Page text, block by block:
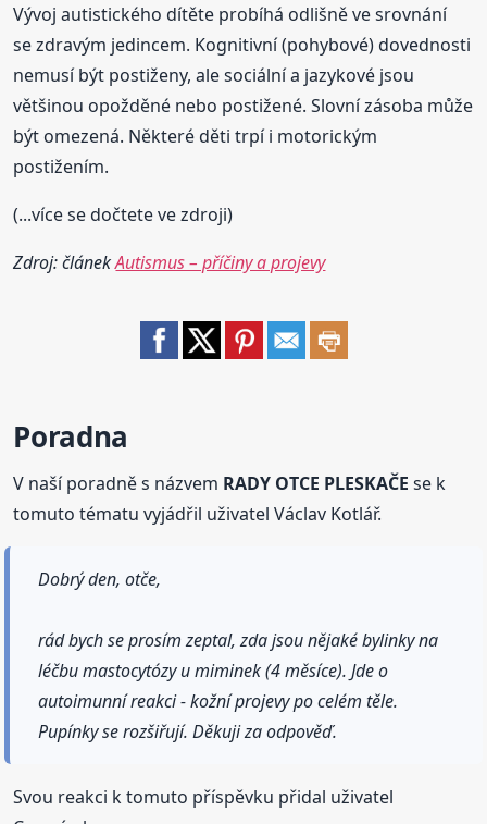
Vývoj autistického dítěte probíhá odlišně ve srovnání
se zdravým jedincem. Kognitivní (pohybové) dovednosti
nemusí být postiženy, ale sociální a jazykové jsou
většinou opožděné nebo postižené. Slovní zásoba může
být omezená. Některé děti trpí i motorickým
postižením.
(...více se dočtete ve zdroji)
Zdroj: článekAutismus – příčiny a projevy
Poradna
V naší poradně s názvem RADY OTCE PLESKAČE se k
tomuto tématu vyjádřil uživatel Václav Kotlář.
Dobrý den, otče,
rád bych se prosím zeptal, zda jsou nějaké bylinky na
léčbu mastocytózy u miminek (4 měsíce). Jde o
autoimunní reakci - kožní projevy po celém těle.
Pupínky se rozšiřují. Děkuji za odpověď.
Svou reakci k tomuto příspěvku přidal uživatel